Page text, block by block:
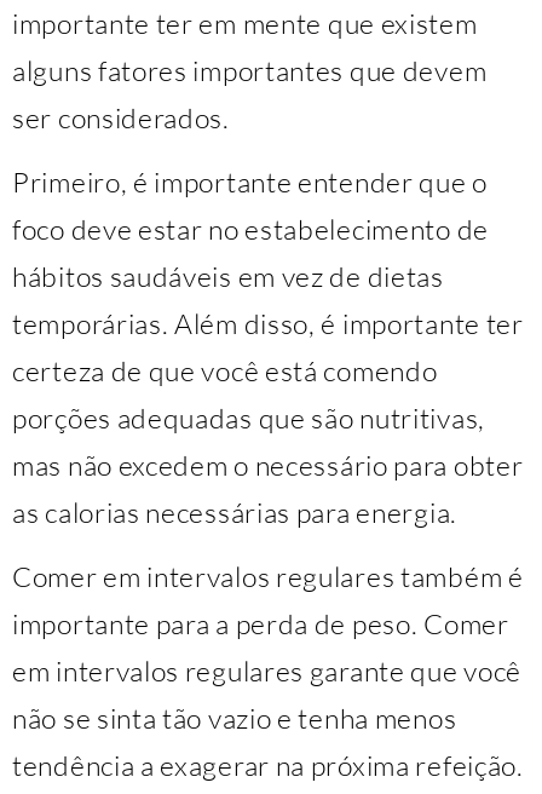
importante ter em mente que existem
alguns fatores importantes que devem
ser considerados.
Primeiro, é importante entender que o
foco deve estar no estabelecimento de
hábitos saudáveis ​​em vez de dietas
temporárias. Além disso, é importante ter
certeza de que você está comendo
porções adequadas que são nutritivas,
mas não excedem o necessário para obter
as calorias necessárias para energia.
Comer em intervalos regulares também é
importante para a perda de peso. Comer
em intervalos regulares garante que você
não se sinta tão vazio e tenha menos
tendência a exagerar na próxima refeição.